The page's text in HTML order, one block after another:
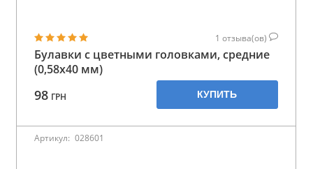
1 отзыва(ов)
Булавки с цветными головками, средние
(0,58х40 мм)
98 ГРН КУПИТЬ
Артикул: 028601